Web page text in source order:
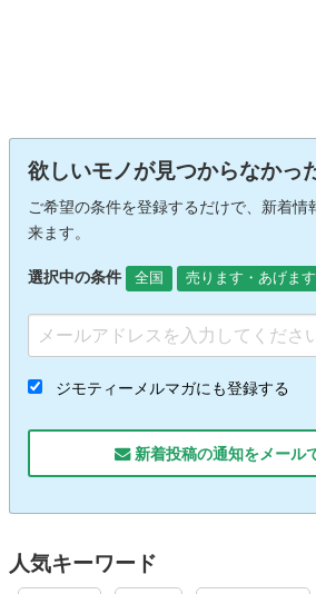
欲しいモノが見つからなかっ
ご希望の条件を登録するだけで、新着情
来ます。
選択中の条件 全国 売ります・あげます
ジモティーメルマガにも登録する
新着投稿の通知をメール
人気キーワード